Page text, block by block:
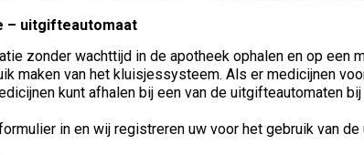
– uitgifteautomaat
zonder wachttijd in de apotheek ophalen en op
maken van het kluisjessysteem. Als er medicijnen
kunt afhalen bij een van de uitgifteautomaten
in en wij registreren uw voor het gebruik van